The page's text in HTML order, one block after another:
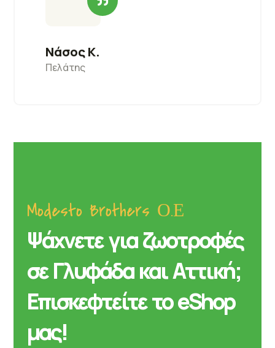
Νάσος Κ.
Πελάτης
Modesto Brothers Ο.Ε
Ψάχνετε για ζωοτροφές
σε Γλυφάδα και Αττική;
Επισκεφτείτε το eShop
μας!